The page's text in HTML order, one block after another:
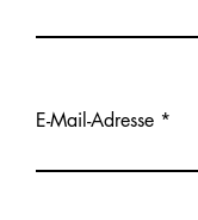
E-Mail-Adresse